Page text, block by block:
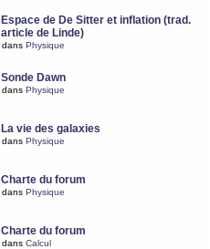
Espace de De Sitter et inflation (trad.
article de Linde)
dans Physique
Sonde Dawn
dans Physique
La vie des galaxies
dans Physique
Charte du forum
dans Physique
Charte du forum
dans Calcul